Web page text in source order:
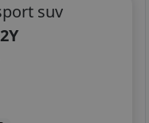
suv